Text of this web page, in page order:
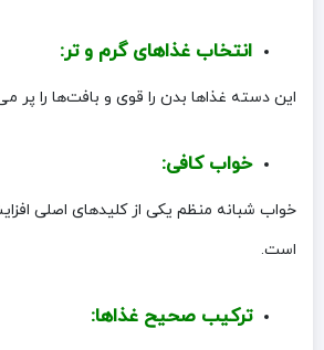
انتخاب غذاهای گرم و تر:
این دسته غذاها بدن را قوی و بافت‌ها را پر
خواب کافی:
خواب شبانه منظم یکی از کلیدهای اصلی
است.
ترکیب صحیح غذاها: